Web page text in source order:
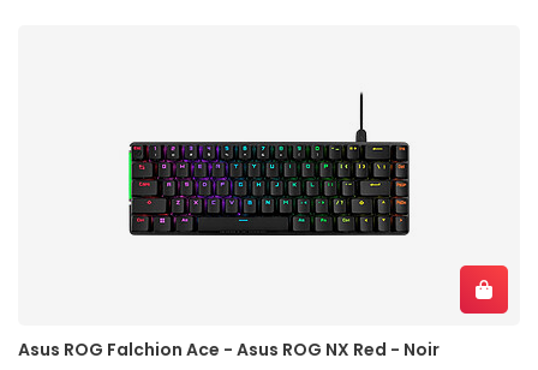
Asus ROG Falchion Ace - Asus ROG NX Red - Noir